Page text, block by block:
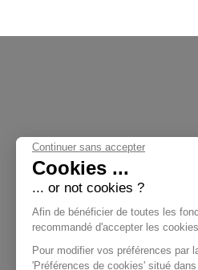
Nos
Continuer sans accepter
Cookies ...
... or not cookies ?
Afin de bénéficier de toutes les
recommandé d'accepter les
Pour modifier vos préférences par
'Préférences de cookies' situé